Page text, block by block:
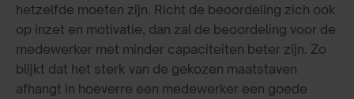
hetzelfde moeten zijn. Richt de beoordeling zich ook
op inzet en motivatie, dan zal de beoordeling voor de
medewerker met minder capaciteiten beter zijn. Zo
blijkt dat het sterk van de gekozen maatstaven
afhangt in hoeverre een medewerker een goede